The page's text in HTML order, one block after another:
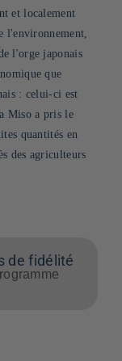
et localement
l'environnement,
l'orge japonais
que
: celui-ci est
Miso a pris le
quantités en
des agriculteurs
de fidélité